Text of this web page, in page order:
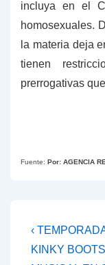
incluya en el
homosexuales.
la materia deja
tienen
prerrogativas
Fuente: Por: AGENCIA
de
La
entrada
‹
KINKY